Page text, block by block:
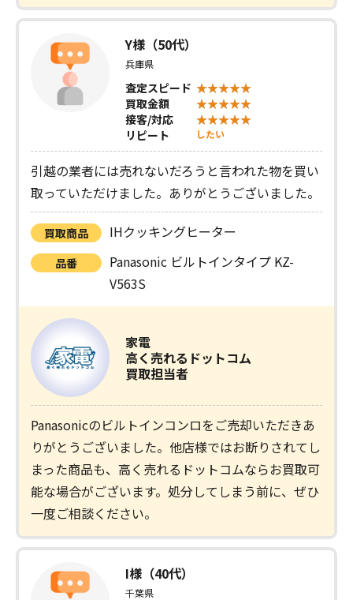
Y様（50代）
兵庫県
査定スピード
買取金額
接客/対応
リピート
したい
引越の業者には売れないだろうと言われた物を買い
取っていただけました。ありがとうございました。
買取商品 IHクッキングヒーター
品番
Panasonic ビルトインタイプ KZ-
V563S
家電
高く売れるドットコム
買取担当者
Panasonicのビルトインコンロをご売却いただきあ
りがとうございました。他店様ではお断りされてし
まった商品も、高く売れるドットコムならお買取可
能な場合がございます。処分してしまう前に、ぜひ
一度ご相談ください。
I様（40代）
千葉県